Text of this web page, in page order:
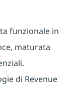
funzionale in
maturata
di Revenue